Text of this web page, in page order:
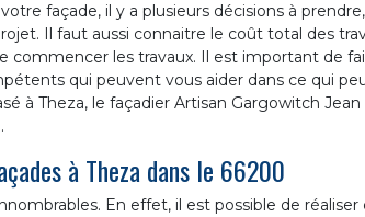
façade, il y a plusieurs décisions à
Il faut aussi connaitre le coût total des
commencer les travaux. Il est important de
qui peuvent vous aider dans ce qui
à Theza, le façadier Artisan Gargowitch
à Theza dans le 66200
En effet, il est possible de réaliser